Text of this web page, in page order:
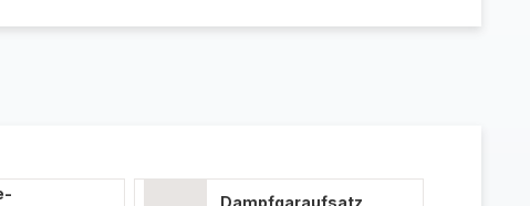
Dampfgaraufsatz